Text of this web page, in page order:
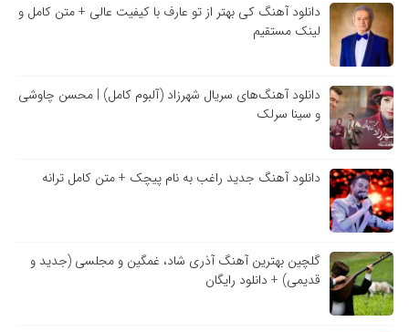
دانلود آهنگ کی بهتر از تو عارف با کیفیت عالی + متن کامل و
لینک مستقیم
دانلود آهنگ‌های سریال شهرزاد (آلبوم کامل) | محسن چاوشی
و سینا سرلک
دانلود آهنگ جدید راغب به نام پیچک + متن کامل ترانه
گلچین بهترین آهنگ آذری شاد، غمگین و مجلسی (جدید و
قدیمی) + دانلود رایگان